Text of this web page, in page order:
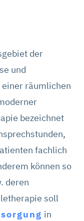
der
und
einer räumlichen
bezeichnet
fachlich
können so
deren
soll
in